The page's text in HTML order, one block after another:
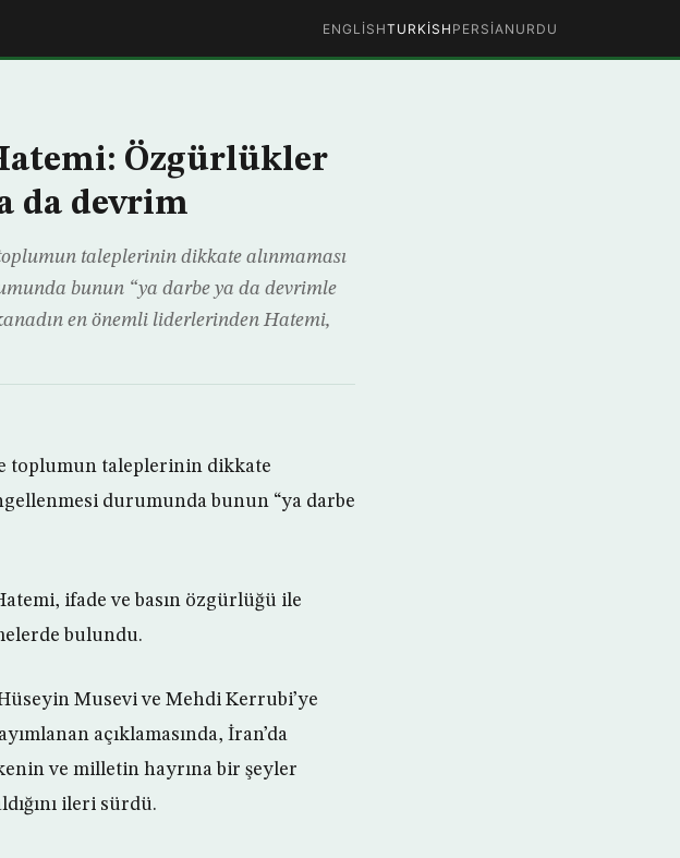
ENGLISHTURKISH PERSIAN URDU
Özgürlükler
da devrim
taleplerinin dikkate alınmaması
bunun “ya darbe ya da devrimle
en önemli liderlerinden Hatemi,
toplumun taleplerinin dikkate
durumunda bunun “ya darbe
ifade ve basın özgürlüğü ile
bulundu.
Musevi ve Mehdi Kerrubi’ye
açıklamasında, İran’da
ve milletin hayrına bir şeyler
ileri sürdü.